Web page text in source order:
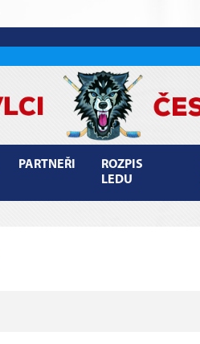
PARTNEŘI
ROZPIS
LEDU